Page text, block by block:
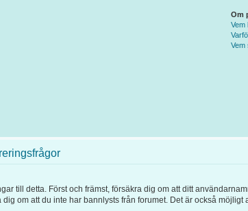
Om
Vem
Vem
till detta. Först och främst, försäkra dig om att ditt
om att du inte har bannlysts från forumet. Det är också